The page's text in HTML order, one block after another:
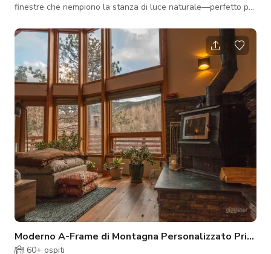
finestre che riempiono la stanza di luce naturale—perfetto per
include posti a sedere confortevoli, tavolini laterali e
un'atmosfera rilassata e professionale ideale per lavori
creativi.
Moderno A-Frame di Montagna Personalizzato Privato
60+ ospiti